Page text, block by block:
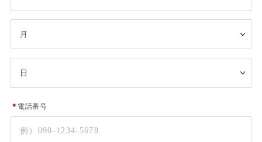
＊ 電話番号